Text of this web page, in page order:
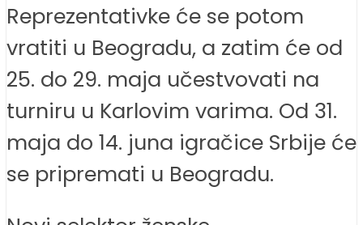
Reprezentativke će se potom
vratiti u Beogradu, a zatim će od
25. do 29. maja učestvovati na
turniru u Karlovim varima. Od 31.
maja do 14. juna igračice Srbije će
se pripremati u Beogradu.